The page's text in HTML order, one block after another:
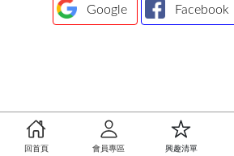
Google Facebook
回首頁 會員專區 興趣清單